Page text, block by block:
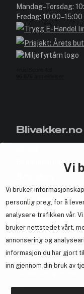
Vi
Vi bruker
personlig preg, for å
analysere trafikken vår.
bruker nettstedet vårt,
annonsering og
informasjon du har gjort
inn gjennom din bruk av
Mandag–Torsdag:
Fredag: 10:00–15:00
Blivakker.no
Bli medlem helt
Samarbeid med oss
En del avBrandsdal
her.